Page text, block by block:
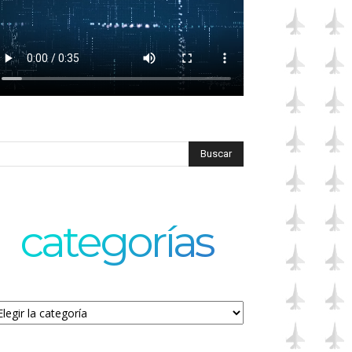
categorías